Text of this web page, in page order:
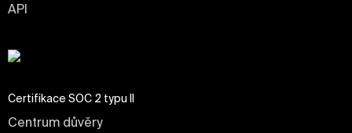
API
Certifikace SOC 2 typu II
Centrum důvěry